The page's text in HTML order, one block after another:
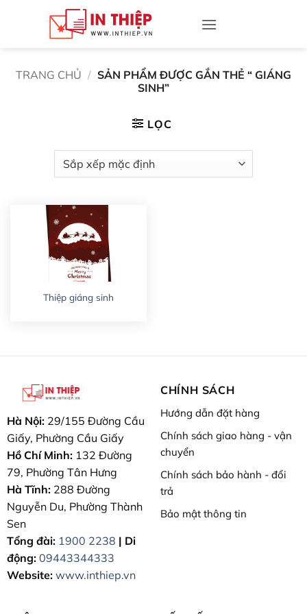
TRANG CHỦ / SẢN PHẨM ĐƯỢC GẮN THẺ “ GIÁNG
SINH”
LỌC
Thiệp giáng sinh
Hà Nội: 29/155 Đường Cầu
Giấy, Phường Cầu Giấy
Hồ Chí Minh:132 Đường
79, Phường Tân Hưng
Hà Tĩnh:288 Đường
Nguyễn Du, Phường Thành
Sen
Tổng đài: 1900 2238 | Di
động: 09443344333
Website: www.inthiep.vn
CHÍNH SÁCH
Hướng dẫn đặt hàng
Chính sách giao hàng - vận
chuyển
Chính sách bảo hành - đổi
trả
Bảo mật thông tin